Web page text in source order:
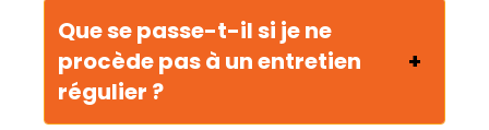
Que se passe-t-il si je ne
procède pas à un entretien
régulier ?